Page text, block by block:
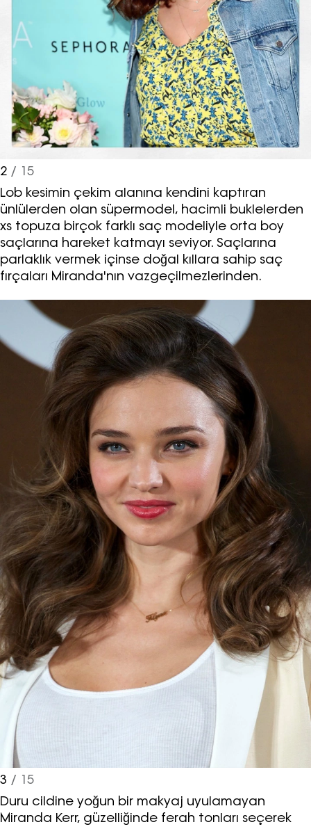
2 / 15
Lob kesimin çekim alanına kendini kaptıran
ünlülerden olan süpermodel, hacimli buklelerden
xs topuza birçok farklı saç modeliyle orta boy
saçlarına hareket katmayı seviyor. Saçlarına
parlaklık vermek içinse doğal kıllara sahip saç
fırçaları Miranda'nın vazgeçilmezlerinden.
3 / 15
Duru cildine yoğun bir makyaj uyulamayan
Miranda Kerr, güzelliğinde ferah tonları seçerek